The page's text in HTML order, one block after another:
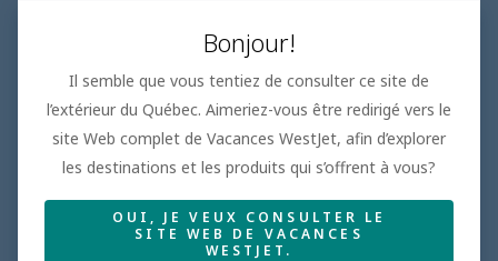
Inclusions de l'hôtel
Bonjour!
Il semble que vous tentiez de consulter ce site de
l’extérieur du Québec. Aimeriez-vous être redirigé vers le
site Web complet de Vacances WestJet, afin d’explorer
les destinations et les produits qui s’offrent à vous?
OUI, JE VEUX CONSULTER LE
SITE WEB DE VACANCES
WESTJET.